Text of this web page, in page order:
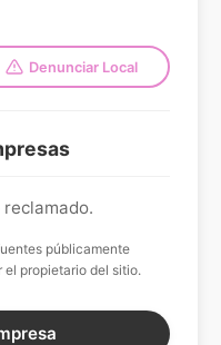
Denunciar Local
públicamente
propietario del sitio.